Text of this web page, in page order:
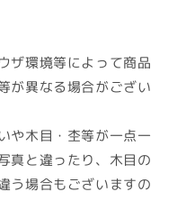
ザ環境等によって商品
が異なる場合がござい
や木目・杢等が一点一
真と違ったり、木目の
う場合もございますの